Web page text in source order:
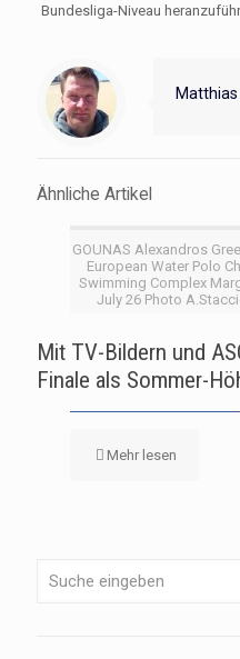
Bundesliga-Niveau
Ähnliche Artikel
GOUNAS Alexandros
European Water Polo
Swimming Complex
July 26 Photo
Mit TV-Bildern und
Finale als Sommer-
Mehr lesen